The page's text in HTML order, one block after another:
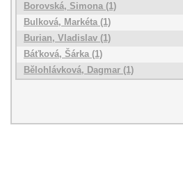
Borovská, Simona (1)
Bulková, Markéta (1)
Burian, Vladislav (1)
Báťková, Šárka (1)
Bělohlávková, Dagmar (1)